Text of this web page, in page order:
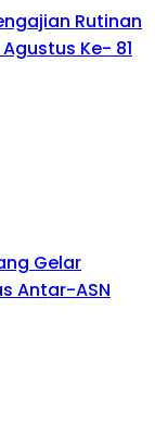
Rutinan
Ke- 81
Gelar
Antar-ASN